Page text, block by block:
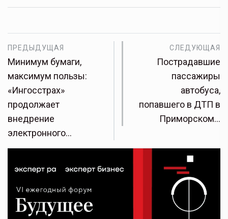
ПРЕДЫДУЩАЯ
Минимум бумаги,
максимум пользы:
«Ингосстрах»
продолжает
внедрение
электронного…
СЛЕДУЮЩАЯ
Пострадавшие
пассажиры
автобуса,
попавшего в ДТП в
Приморском…